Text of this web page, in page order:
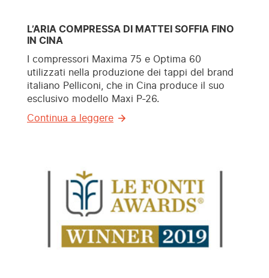
L’ARIA COMPRESSA DI MATTEI SOFFIA FINO
IN CINA
I compressori Maxima 75 e Optima 60
utilizzati nella produzione dei tappi del brand
italiano Pelliconi, che in Cina produce il suo
esclusivo modello Maxi P-26.
Continua a leggere